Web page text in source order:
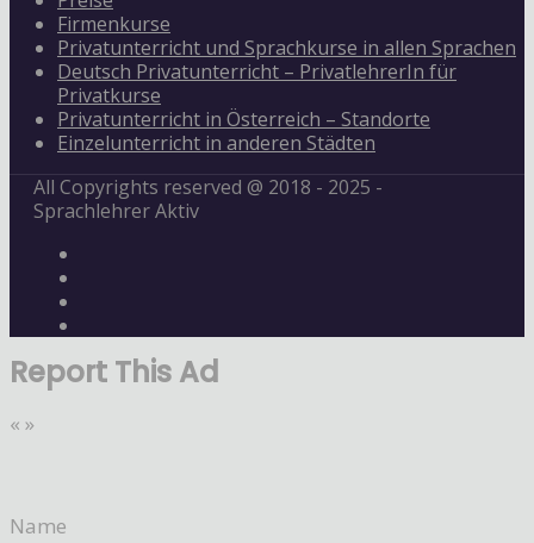
Firmenkurse
Privatunterricht und Sprachkurse in allen Sprachen
Deutsch Privatunterricht – PrivatlehrerIn für
Privatkurse
Privatunterricht in Österreich – Standorte
Einzelunterricht in anderen Städten
All Copyrights reserved @ 2018 - 2025 -
Sprachlehrer Aktiv
Report This Ad
« »
Name